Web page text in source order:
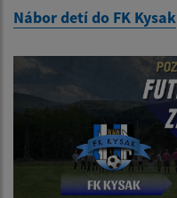
Nábor detí do FK Kysak